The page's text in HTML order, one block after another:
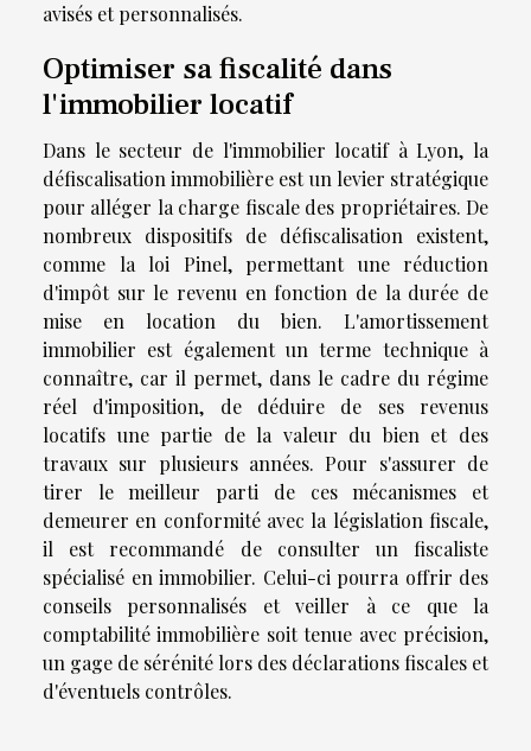
avisés et personnalisés.
Optimiser sa fiscalité dans
l'immobilier locatif
Dans le secteur de l'immobilier locatif à Lyon, la
défiscalisation immobilière est un levier stratégique
pour alléger la charge fiscale des propriétaires. De
nombreux dispositifs de défiscalisation existent,
comme la loi Pinel, permettant une réduction
d'impôt sur le revenu en fonction de la durée de
mise en location du bien. L'amortissement
immobilier est également un terme technique à
connaître, car il permet, dans le cadre du régime
réel d'imposition, de déduire de ses revenus
locatifs une partie de la valeur du bien et des
travaux sur plusieurs années. Pour s'assurer de
tirer le meilleur parti de ces mécanismes et
demeurer en conformité avec la législation fiscale,
il est recommandé de consulter un fiscaliste
spécialisé en immobilier. Celui-ci pourra offrir des
conseils personnalisés et veiller à ce que la
comptabilité immobilière soit tenue avec précision,
un gage de sérénité lors des déclarations fiscales et
d'éventuels contrôles.